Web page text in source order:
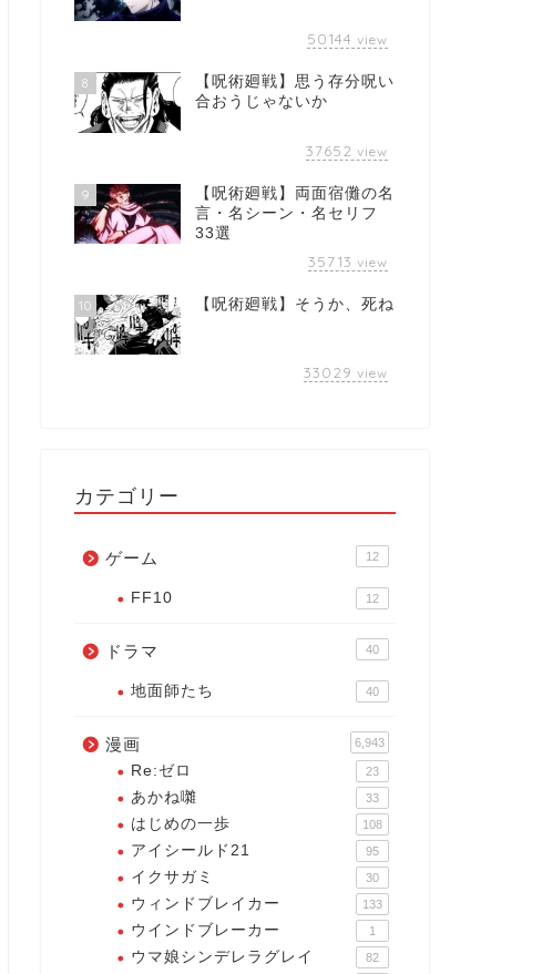
50144 view
8
【呪術廻戦】思う存分呪い
合おうじゃないか
37652 view
9
【呪術廻戦】両面宿儺の名
言・名シーン・名セリフ
33選
35713 view
10 【呪術廻戦】そうか、死ね
33029 view
カテゴリー
ゲーム 12
FF10 12
ドラマ 40
地面師たち 40
漫画 6,943
Re:ゼロ 23
あかね囃 33
はじめの一歩 108
アイシールド21 95
イクサガミ 30
ウィンドブレイカー 133
ウインドブレーカー 1
ウマ娘シンデレラグレイ 82